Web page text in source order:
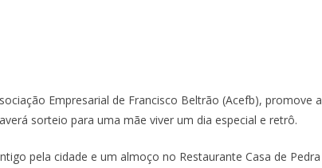
Empresarial de Francisco Beltrão (Acefb), promove a
sorteio para uma mãe viver um dia especial e retrô.
pela cidade e um almoço no Restaurante Casa de Pedra